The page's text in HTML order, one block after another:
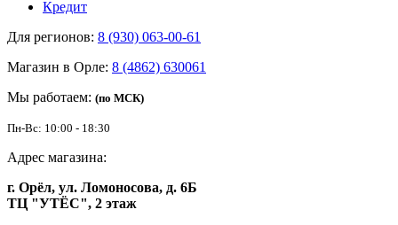
Кредит
Для регионов: 8 (930) 063-00-61
Магазин в Орле: 8 (4862) 630061
Мы работаем: (по МСК)
Пн-Вс: 10:00 - 18:30
Адрес магазина:
г. Орёл, ул. Ломоносова, д. 6Б
ТЦ "УТЁС", 2 этаж